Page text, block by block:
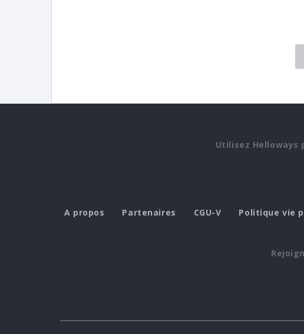
Utilisez Helloways
A propos Partenaires CGU-V Politique vie